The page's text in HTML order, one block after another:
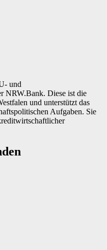
und
NRW.Bank. Diese ist die
und unterstützt das
Aufgaben. Sie